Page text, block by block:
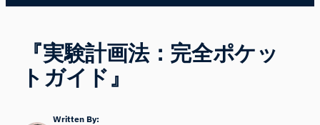
『実験計画法：完全ポケッ
トガイド』
Written By: